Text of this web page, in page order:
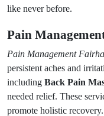
like never before.
Pain
Pain Management
persistent aches and
including Back Pain
needed relief. These
promote holistic